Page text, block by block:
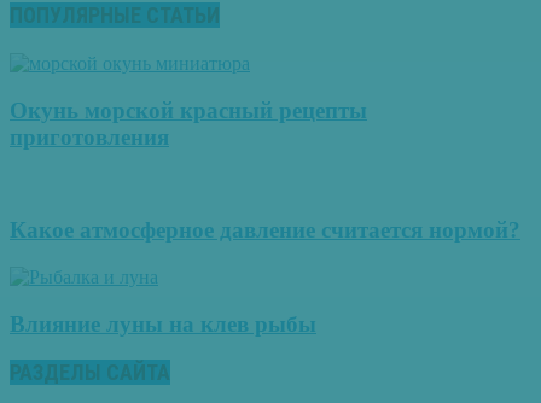
ПОПУЛЯРНЫЕ СТАТЬИ
Окунь морской красный рецепты
приготовления
Какое атмосферное давление считается нормой?
Влияние луны на клев рыбы
РАЗДЕЛЫ САЙТА